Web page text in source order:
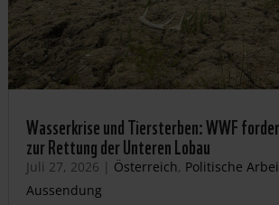
Wasserkrise und Tiersterben: WWF
zur Rettung der Unteren Lobau
Juli 27, 2026 | Österreich, Politische
Aussendung